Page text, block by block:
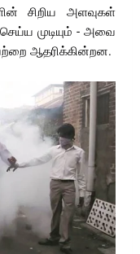
சிறிய அளவுகள்
முடியும் - அவை
ஆதரிக்கின்றன.